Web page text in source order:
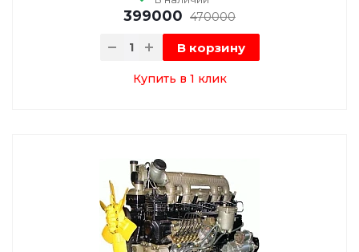
399000 470000
В корзину
Купить в 1 клик